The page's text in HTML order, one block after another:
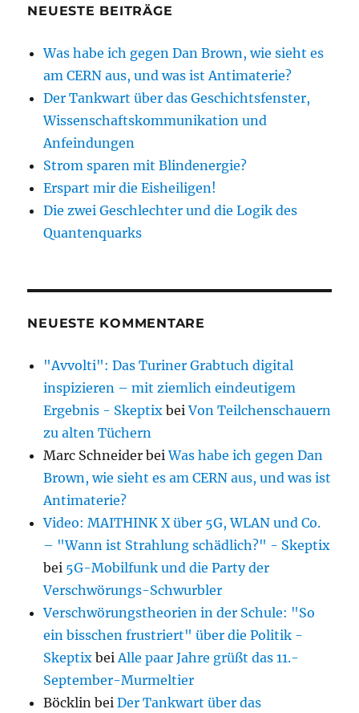
NEUESTE BEITRÄGE
Was habe ich gegen Dan Brown, wie sieht es
am CERN aus, und was ist Antimaterie?
Der Tankwart über das Geschichtsfenster,
Wissenschaftskommunikation und
Anfeindungen
Strom sparen mit Blindenergie?
Erspart mir die Eisheiligen!
Die zwei Geschlechter und die Logik des
Quantenquarks
NEUESTE KOMMENTARE
"Avvolti": Das Turiner Grabtuch digital
inspizieren – mit ziemlich eindeutigem
Ergebnis - Skeptix beiVon Teilchenschauern
zu alten Tüchern
Marc Schneider beiWas habe ich gegen Dan
Brown, wie sieht es am CERN aus, und was ist
Antimaterie?
Video: MAITHINK X über 5G, WLAN und Co.
– "Wann ist Strahlung schädlich?" - Skeptix
bei 5G-Mobilfunk und die Party der
Verschwörungs-Schwurbler
Verschwörungstheorien in der Schule: "So
ein bisschen frustriert" über die Politik -
Skeptix bei Alle paar Jahre grüßt das 11.-
September-Murmeltier
Böcklin beiDer Tankwart über das